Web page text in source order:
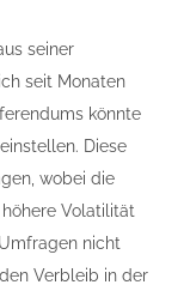
seiner
seit Monaten
könnte
Diese
wobei die
Volatilität
nicht
Verbleib in der